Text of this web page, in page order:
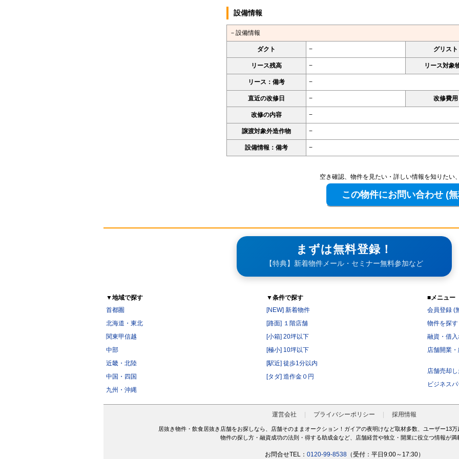
設備情報
－設備情報
ダクト − グリスト
リース残高 − リース対象
リース：備考 −
直近の改修日 − 改修費用
改修の内容 −
譲渡対象外造作物 −
設備情報：備考 −
空き確認、物件を見たい・詳しい情報を知りたい
まずは無料登録！
【特典】新着物件メール・セミナー無料参加など
▼地域で探す
首都圏
北海道・東北
関東甲信越
中部
近畿・北陸
中国・四国
九州・沖縄
▼条件で探す
[NEW] 新着物件
[路面] １階店舗
[小箱] 20坪以下
[極小] 10坪以下
[駅近] 徒歩1分以内
[タダ] 造作金０円
■メニュー
会員登録 (
物件を探す
融資・借
店舗開業
店舗売却
ビジネス
運営会社 プライバシーポリシー 採用情報
居抜き物件・飲食居抜き店舗をお探しなら、店舗そのままオークション！ガイアの夜明けなど取材多数、ユーザー13万
物件の探し方・融資成功の法則・得する助成金など、店舗経営や独立・開業に役立つ情報が満
お問合せTEL： 0120-99-8538（受付：平日9:00～17:30）